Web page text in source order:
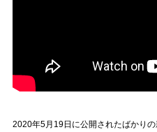
2020年5月19日に公開されたばかり